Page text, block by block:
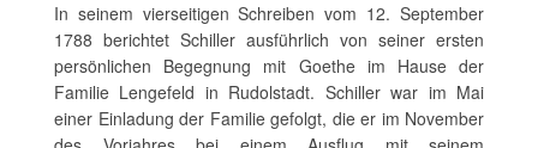
In seinem vierseitigen Schreiben vom 12. September
1788 berichtet Schiller ausführlich von seiner ersten
persönlichen Begegnung mit Goethe im Hause der
Familie Lengefeld in Rudolstadt. Schiller war im Mai
einer Einladung der Familie gefolgt, die er im November